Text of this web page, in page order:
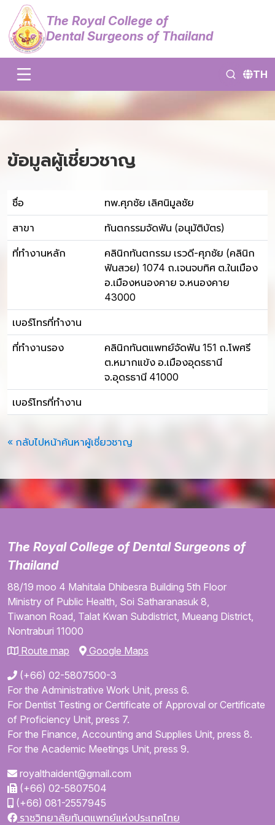
The Royal College of
Dental Surgeons of Thailand
TH
ข้อมูลผู้เชี่ยวชาญ
ชื่อ ทพ.ศุภชัย เลิศนิมูลชัย
สาขา ทันตกรรมจัดฟัน (อนุมัติบัตร)
ที่ทำงานหลัก
คลินิกทันตกรรม เรวดี-ศุภชัย (คลินิก
ฟันสวย) 1074 ถ.เจนจบทิศ ต.ในเมือง
อ.เมืองหนองคาย จ.หนองคาย
43000
เบอร์โทรที่ทำงาน
ที่ทำงานรอง
คลินิกทันตแพทย์จัดฟัน 151 ถ.โพศรี
ต.หมากแข้ง อ.เมืองอุดรธานี
จ.อุดรธานี 41000
เบอร์โทรที่ทำงาน
« กลับไปหน้าค้นหาผู้เชี่ยวชาญ
The Royal College of Dental Surgeons of
Thailand
88/19 moo 4 Mahitala Dhibesra Building 5th Floor
Ministry of Public Health, Soi Satharanasuk 8,
Tiwanon Road, Talat Kwan Subdistrict, Mueang District,
Nontraburi 11000
Route map
Google Maps
(+66) 02-5807500-3
For the Administrative Work Unit, press 6.
For Dentist Testing or Certificate of Approval or Certificate
of Proficiency Unit, press 7.
For the Finance, Accounting and Supplies Unit, press 8.
For the Academic Meetings Unit, press 9.
royalthaident@gmail.com
(+66) 02-5807504
(+66) 081-2557945
ราชวิทยาลัยทันตแพทย์แห่งประเทศไทย